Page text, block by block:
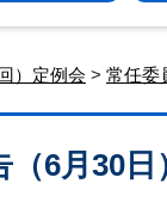
）定例会 > 常任委
6月30日